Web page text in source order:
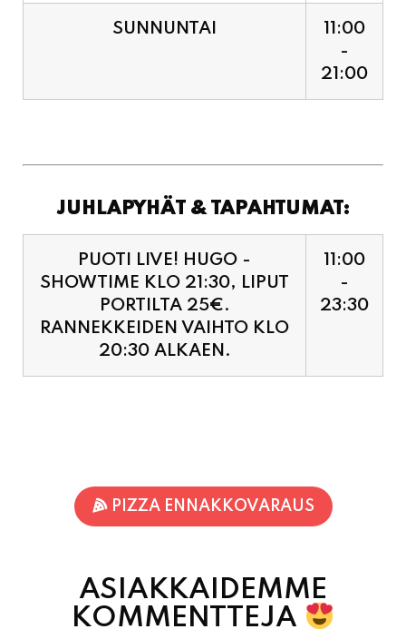
SUNNUNTAI
11:00
-
21:00
JUHLAPYHÄT & TAPAHTUMAT:
PUOTI LIVE! HUGO -
SHOWTIME KLO 21:30, LIPUT
PORTILTA 25€.
RANNEKKEIDEN VAIHTO KLO
20:30 ALKAEN.
11:00
-
23:30
PIZZA ENNAKKOVARAUS
ASIAKKAIDEMME
KOMMENTTEJA